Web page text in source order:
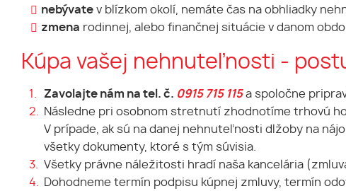
nebývate v blízkom okolí, nemáte čas na obhliadky
zmena rodinnej, alebo finančnej situácie v danom
Kúpa vašej nehnuteľnosti -
Zavolajte nám na tel. č. 0915 715 115a spoločne
Následne pri osobnom stretnutí zhodnotíme trhovú
V prípade, ak sú na danej nehnuteľnosti dlžoby na
všetky dokumenty, ktoré s tým súvisia.
Všetky právne náležitosti hradí naša kancelária
Dohodneme termín podpisu kúpnej zmluvy, termín